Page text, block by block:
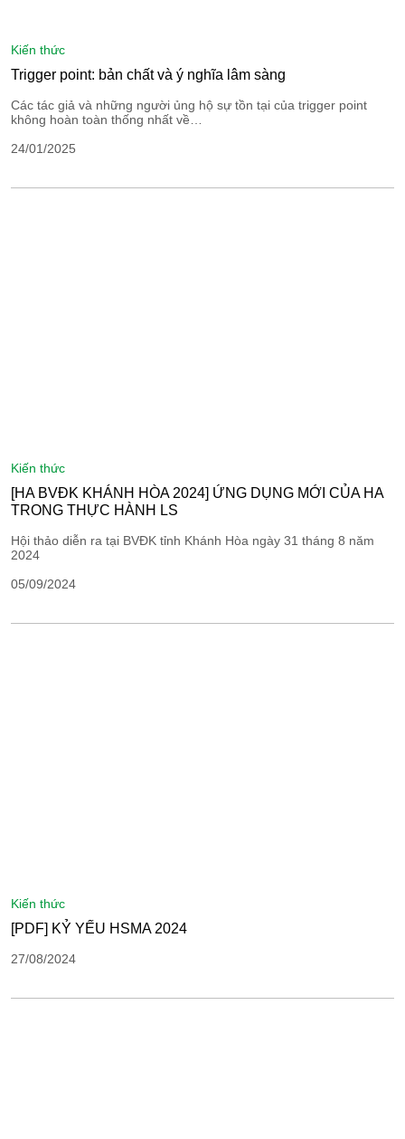
kiến thức
Trigger point: bản chất và ý nghĩa lâm sàng
Các tác giả và những người ủng hộ sự tồn tại của trigger point
không hoàn toàn thống nhất về…
24/01/2025
kiến thức
[HA BVĐK KHÁNH HÒA 2024] ỨNG DỤNG MỚI CỦA HA
TRONG THỰC HÀNH LS
Hội thảo diễn ra tại BVĐK tỉnh Khánh Hòa ngày 31 tháng 8 năm
2024
05/09/2024
kiến thức
[PDF] KỶ YẾU HSMA 2024
27/08/2024